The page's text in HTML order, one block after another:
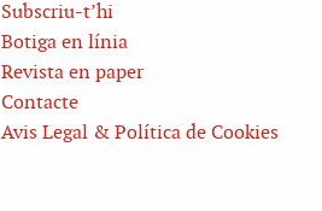
Subscriu-t’hi
Botiga en línia
Revista en paper
Contacte
Avis Legal & Política de Cookies